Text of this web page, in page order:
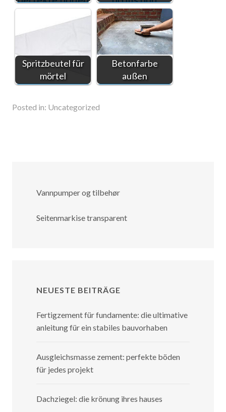
Spritzbeutel für
mörtel
Betonfarbe
außen
Posted in: Uncategorized
Vannpumper og tilbehør
Seitenmarkise transparent
NEUESTE BEITRÄGE
Fertigzement für fundamente: die ultimative
anleitung für ein stabiles bauvorhaben
Ausgleichsmasse zement: perfekte böden
für jedes projekt
Dachziegel: die krönung ihres hauses